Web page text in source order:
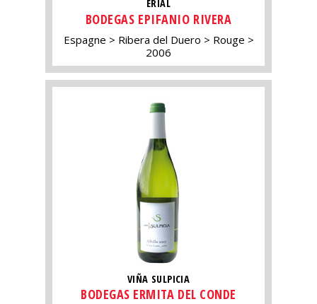
ERIAL
BODEGAS EPIFANIO RIVERA
Espagne Ribera del Duero
Rouge
2006
VIÑA SULPICIA
BODEGAS ERMITA DEL CONDE